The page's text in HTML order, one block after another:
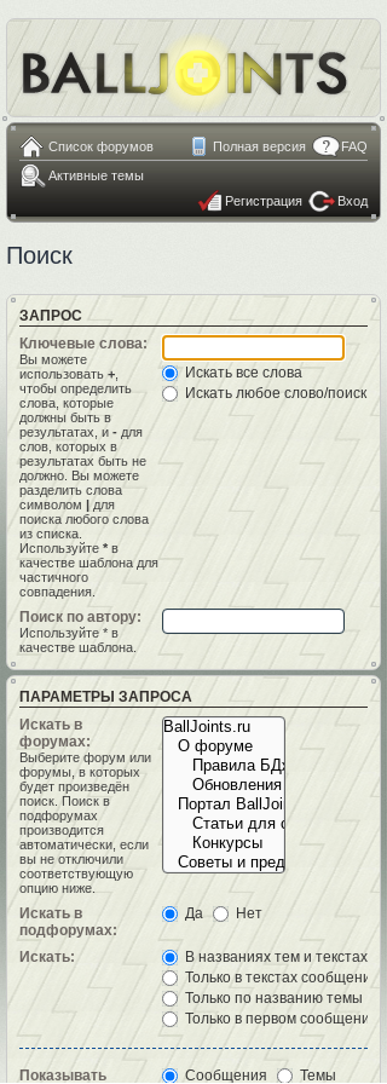
Список форумов FAQ
Полная версия
Активные темы
Регистрация
Вход
Поиск
ЗАПРОС
Ключевые слова:
Вы можете
использовать +
чтобы определить
слова, которые
должны быть в
результатах, и - для
слов, которых в
результатах быть не
должно. Вы можете
разделить слова
символом |для
поиска любого слова
из списка.
Используйте * в
качестве шаблона для
частичного
совпадения.
Искать все слова
Искать любое слово/поиск с
Поиск по автору:
Используйте * в
качестве шаблона.
ПАРАМЕТРЫ ЗАПРОСА
Искать в
форумах:
Выберите форум или
форумы, в которых
будет произведён
поиск. Поиск в
подфорумах
производится
автоматически, если
вы не отключили
соответствующую
опцию ниже.
Искать в
подфорумах:
Да Нет
Искать:
В названиях тем и текстах
Только в текстах сообщений
Только по названию темы
Только в первом сообщении
Показывать Сообщения Темы